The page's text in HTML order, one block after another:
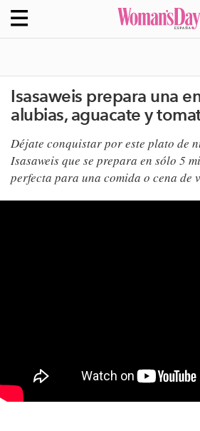
Isasaweis prepara una
alubias, aguacate y
​Déjate conquistar por este plato de
Isasaweis que se prepara en sólo 5
perfecta para una comida o cena de